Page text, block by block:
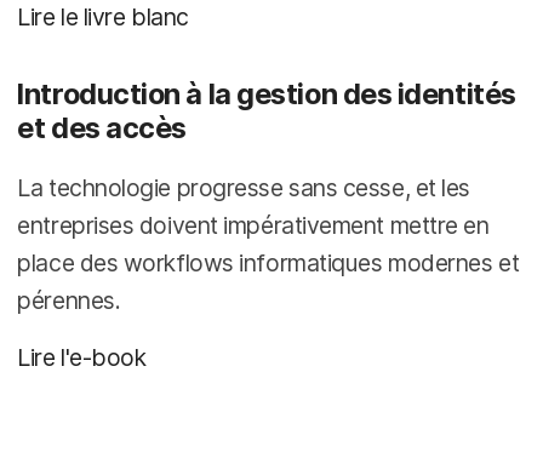
Lire le livre blanc
Introduction à la gestion des identités
et des accès
La technologie progresse sans cesse, et les
entreprises doivent impérativement mettre en
place des workflows informatiques modernes et
pérennes.
Lire l'e-book